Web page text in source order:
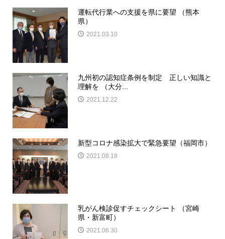
運転代行業への支援を県に要望 （熊本
県）
2021.03.10
九州初の認知症条例を制定 正しい知識と
理解を （大分...
2021.12.22
新型コロナ感染拡大で緊急要望（福岡市）
2021.08.18
乳がん検診促すチェックシート （宮崎
県・新富町）
2021.06.30